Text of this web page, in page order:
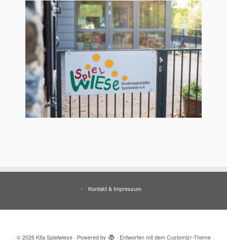
Kontakt & Impressum
· © 2026 Kita Spielwiese· Powered by · Entworfen mit demCustomizr-Theme·